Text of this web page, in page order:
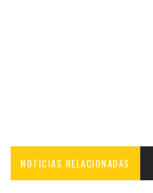
NOTICIAS RELACIONADAS